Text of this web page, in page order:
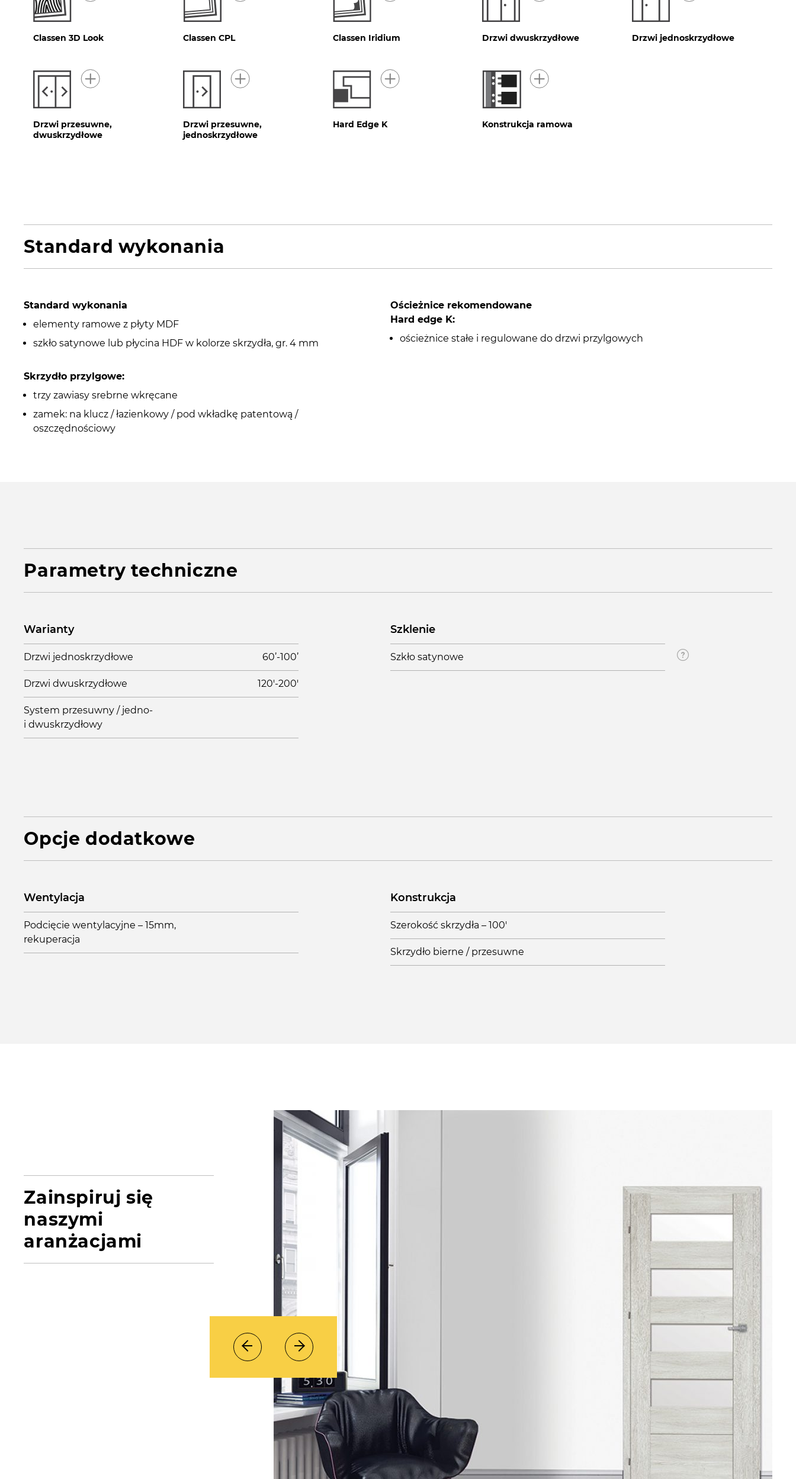
Classen 3D Look Classen CPL Classen Iridium Drzwi dwuskrzydłowe Drzwi jednoskrzydłowe
Drzwi przesuwne,
dwuskrzydłowe
Drzwi przesuwne,
jednoskrzydłowe
Hard Edge K Konstrukcja ramowa
Standard wykonania
Standard wykonania
elementy ramowe z płyty MDF
szkło satynowe lub płycina HDF w kolorze skrzydła, gr. 4 mm
Skrzydło przylgowe:
trzy zawiasy srebrne wkręcane
zamek: na klucz / łazienkowy / pod wkładkę patentową /
oszczędnościowy
Ościeżnice rekomendowane
Hard edge K:
ościeżnice stałe i regulowane do drzwi przylgowych
Parametry techniczne
Warianty
Drzwi jednoskrzydłowe 60’-100’
Drzwi dwuskrzydłowe 120'-200'
System przesuwny / jedno-
i dwuskrzydłowy
Szklenie
Szkło satynowe
Opcje dodatkowe
Wentylacja
Podcięcie wentylacyjne – 15mm,
rekuperacja
Konstrukcja
Szerokość skrzydła – 100'
Skrzydło bierne / przesuwne
Zainspiruj się
naszymi
aranżacjami